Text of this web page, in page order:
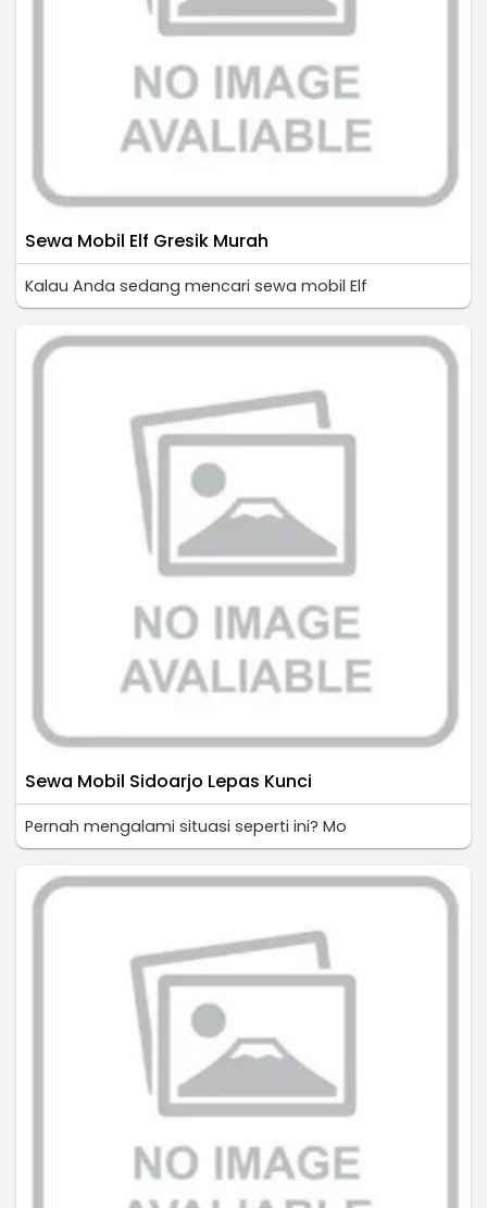
Sewa Mobil Elf Gresik Murah
Kalau Anda sedang mencari sewa mobil Elf
Sewa Mobil Sidoarjo Lepas Kunci
Pernah mengalami situasi seperti ini? Mo